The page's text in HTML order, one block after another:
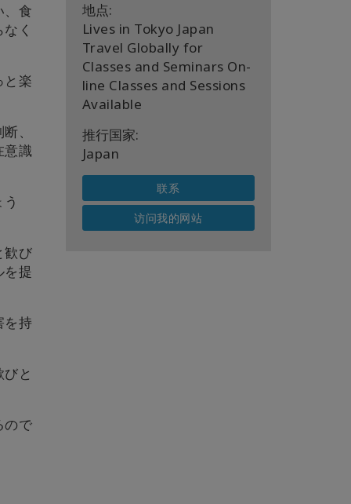
、食
く
と楽
、
意識
歓び
を提
を持
と
ので
地点:
Lives in Tokyo Japan
Travel Globally for
Classes and Seminars On-
line Classes and Sessions
Available
推行国家:
Japan
联系
访问我的网站